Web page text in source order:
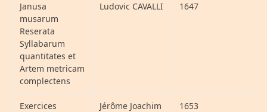
Janusa
musarum
Reserata
Syllabarum
quantitates et
Artem metricam
complectens
Ludovic CAVALLI 1647
Exercices
Jérôme Joachim
1653